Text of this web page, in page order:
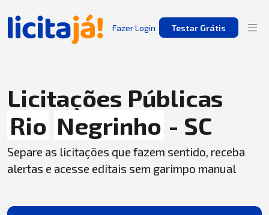
Fazer Login Testar Grátis
Licitações Públicas
Rio Negrinho - SC
Separe as licitações que fazem sentido, receba
alertas e acesse editais sem garimpo manual